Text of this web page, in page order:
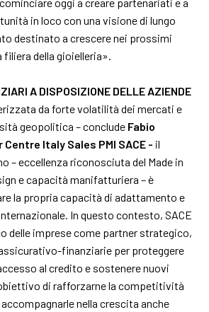
in loco con una visione di lungo
destinato a crescere nei prossimi
filiera della gioielleria».
A DISPOSIZIONE DELLE AZIENDE
da forte volatilità dei mercati e
geopolitica – conclude Fabio
Centre Italy Sales PMI SACE - il
– eccellenza riconosciuta del Made in
e capacità manifatturiera – è
la propria capacità di adattamento e
In questo contesto, SACE
delle imprese come partner strategico,
finanziarie per proteggere
al credito e sostenere nuovi
di rafforzarne la competitività
nella crescita anche